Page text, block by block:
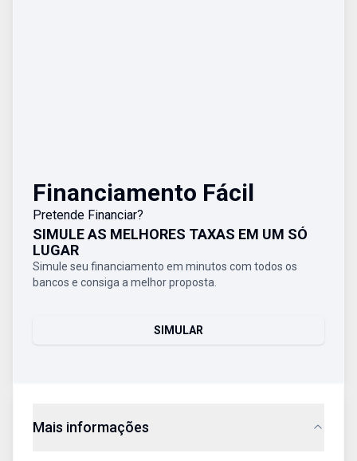
Financiamento Fácil
Pretende Financiar?
SIMULE AS MELHORES TAXAS EM UM SÓ
LUGAR
Simule seu financiamento em minutos com todos os
bancos e consiga a melhor proposta.
SIMULAR
Mais informações